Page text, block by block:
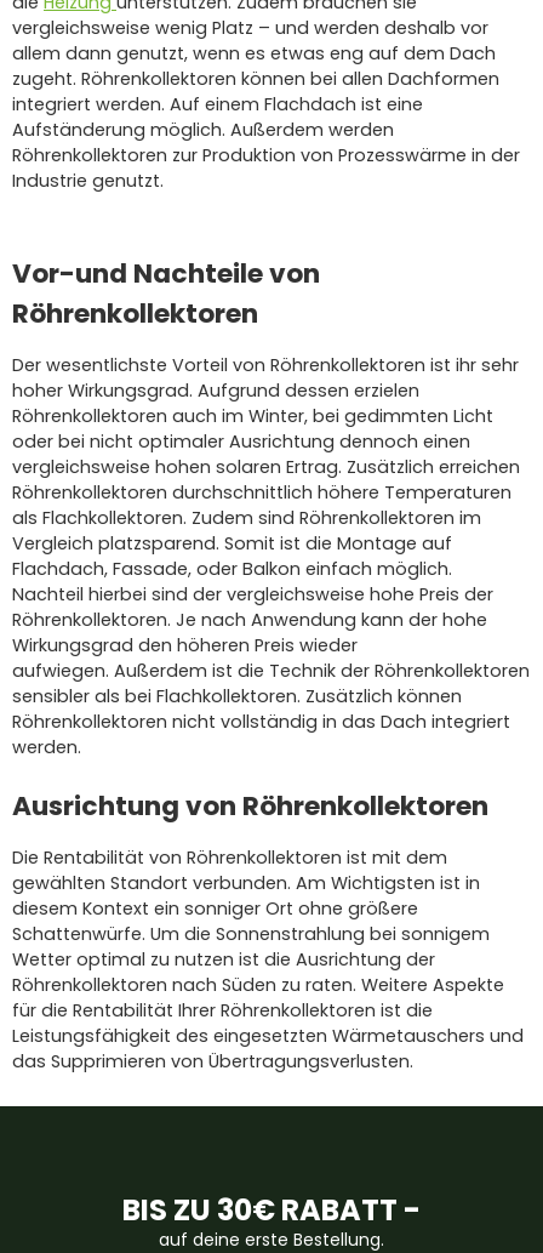
vergleichsweise wenig Platz – und werden deshalb vor
allem dann genutzt, wenn es etwas eng auf dem Dach
zugeht. Röhrenkollektoren können bei allen Dachformen
integriert werden. Auf einem Flachdach ist eine
Aufständerung möglich. Außerdem werden
Röhrenkollektoren zur Produktion von Prozesswärme in der
Industrie genutzt.
Vor-und Nachteile von
Röhrenkollektoren
Der wesentlichste Vorteil von Röhrenkollektoren ist ihr sehr
hoher Wirkungsgrad. Aufgrund dessen erzielen
Röhrenkollektoren auch im Winter, bei gedimmten Licht
oder bei nicht optimaler Ausrichtung dennoch einen
vergleichsweise hohen solaren Ertrag. Zusätzlich erreichen
Röhrenkollektoren durchschnittlich höhere Temperaturen
als Flachkollektoren. Zudem sind Röhrenkollektoren im
Vergleich platzsparend. Somit ist die Montage auf
Flachdach, Fassade, oder Balkon einfach möglich.
Nachteil hierbei sind der vergleichsweise hohe Preis der
Röhrenkollektoren. Je nach Anwendung kann der hohe
Wirkungsgrad den höheren Preis wieder
aufwiegen. Außerdem ist die Technik der Röhrenkollektoren
sensibler als bei Flachkollektoren. Zusätzlich können
Röhrenkollektoren nicht vollständig in das Dach integriert
werden.
Ausrichtung von Röhrenkollektoren
Die Rentabilität von Röhrenkollektoren ist mit dem
gewählten Standort verbunden. Am Wichtigsten ist in
diesem Kontext ein sonniger Ort ohne größere
Schattenwürfe. Um die Sonnenstrahlung bei sonnigem
Wetter optimal zu nutzen ist die Ausrichtung der
Röhrenkollektoren nach Süden zu raten. Weitere Aspekte
für die Rentabilität Ihrer Röhrenkollektoren ist die
Leistungsfähigkeit des eingesetzten Wärmetauschers und
das Supprimieren von Übertragungsverlusten.
BIS ZU 30€ RABATT -
auf deine erste Bestellung.